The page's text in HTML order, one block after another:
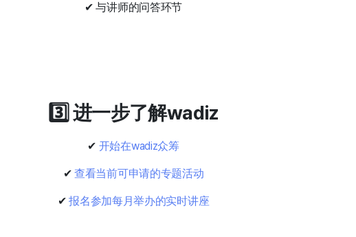
✔ 与讲师的问答环节
3️⃣ 进一步了解wadiz
✔ 开始在wadiz众筹
✔ 查看当前可申请的专题活动
✔报名参加每月举办的实时讲座